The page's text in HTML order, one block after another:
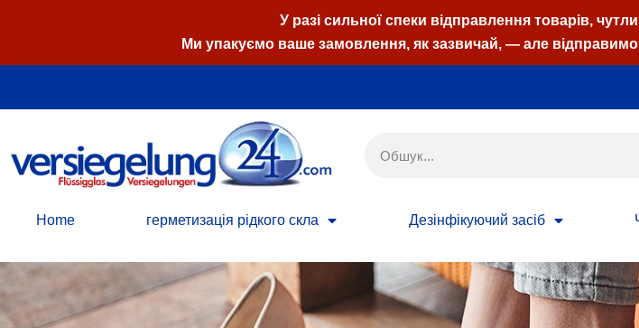
У разі сильної спеки відправлення товарів,
Ми упакуємо ваше замовлення, як зазвичай, — але
Home герметизація рідкого скла Дезінфікуючий засіб